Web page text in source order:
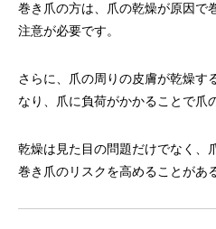
巻き爪の方は、爪の乾燥が原因で
注意が必要です。
さらに、爪の周りの皮膚が乾燥す
なり、爪に負荷がかかることで爪
乾燥は見た目の問題だけでなく、
巻き爪のリスクを高めることがあ